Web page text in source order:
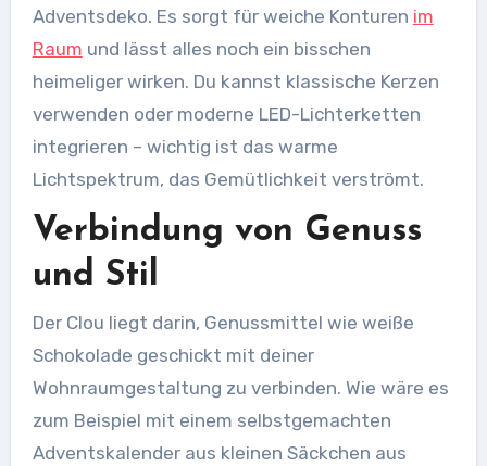
Adventsdeko. Es sorgt für weiche Konturen im
Raum und lässt alles noch ein bisschen
heimeliger wirken. Du kannst klassische Kerzen
verwenden oder moderne LED-Lichterketten
integrieren – wichtig ist das warme
Lichtspektrum, das Gemütlichkeit verströmt.
Verbindung von Genuss
und Stil
Der Clou liegt darin, Genussmittel wie weiße
Schokolade geschickt mit deiner
Wohnraumgestaltung zu verbinden. Wie wäre es
zum Beispiel mit einem selbstgemachten
Adventskalender aus kleinen Säckchen aus